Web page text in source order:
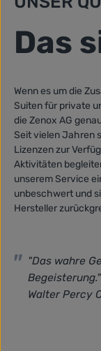
Das
Wenn es um die
Suiten für private
die Zenox AG
Seit vielen Jahren
Lizenzen zur
Aktivitäten
unserem Service
unbeschwert und
Hersteller
"Das wahre
Begeisterung."
Walter Percy